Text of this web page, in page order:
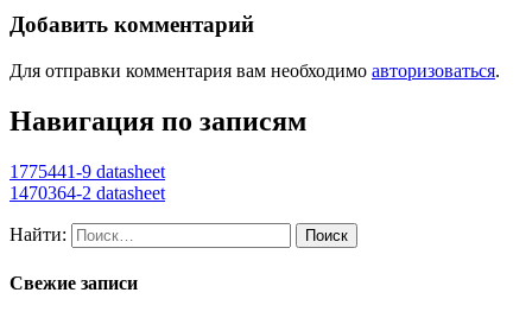
Добавить комментарий
Для отправки комментария вам необходимо авторизоваться.
Навигация по записям
1775441-9 datasheet
1470364-2 datasheet
Найти:
Свежие записи